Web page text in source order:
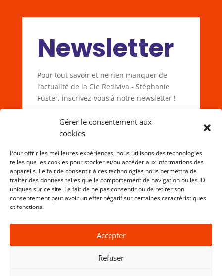
Gérer le consentement aux
cookies
Pour offrir les meilleures expériences, nous utilisons des technologies
telles que les cookies pour stocker et/ou accéder aux informations des
appareils. Le fait de consentir à ces technologies nous permettra de
traiter des données telles que le comportement de navigation ou les ID
uniques sur ce site. Le fait de ne pas consentir ou de retirer son
consentement peut avoir un effet négatif sur certaines caractéristiques
et fonctions.
Accepter
Refuser
Newsletter
Pour tout savoir et ne rien manquer de
l’actualité de la Cie Rediviva - Stéphanie
Fuster, inscrivez-vous à notre newsletter !
Vous êtes déjà inscrit à la newsletter.